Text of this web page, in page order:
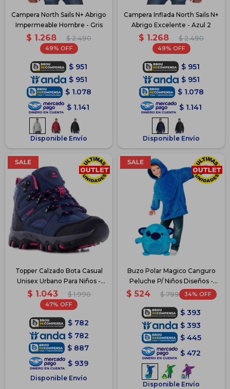
Campera North Sails N+ Abrigo
Impermeable Hombre - Gris
$ 1.268 $ 2.490
49
$ 951
$ 951
$ 1.078
$ 1.141
Disponible Envío
Campera Inflada North Sails N+
Abrigo Excelente - Azul 2
$ 1.268 $ 2.490
49
$ 951
$ 951
$ 1.078
$ 1.141
Disponible Envío
Topper Calzado Bota Casual
Unisex Urbano Para Niños -
Azul
$ 1.043 $ 1.990
47
$ 782
$ 782
$ 887
$ 939
Disponible Envío
Buzo Polar Magico Canguro
Peluche P/ Niños Diseños -
Azul
$ 524 $ 799 34
$ 393
$ 393
$ 445
$ 472
Disponible Envío